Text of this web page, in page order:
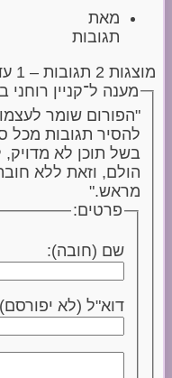
מאת
תגובות
מוצגות 2 תגובות – 1 עד 2 (מתוך 2 סה״כ)
מענה ל־קניין
"הפורום שומר
להסיר תגובות מכל
בשל תוכן לא
הולם, וזאת ללא
מראש."
פרטים:
שם (חובה):
דוא"ל (לא